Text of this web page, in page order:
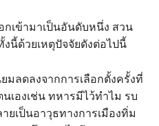
กเข้ามาเป็นอันดับหนึ่ง สวน
นี้ด้วยเหตุปัจจัยดังต่อไปนี้
ลดลงจากการเลือกตั้งครั้งที่
เองเช่น ทหารมีไว้ทำไม รบ
ยเป็นอาวุธทางการเมืองทิ่ม